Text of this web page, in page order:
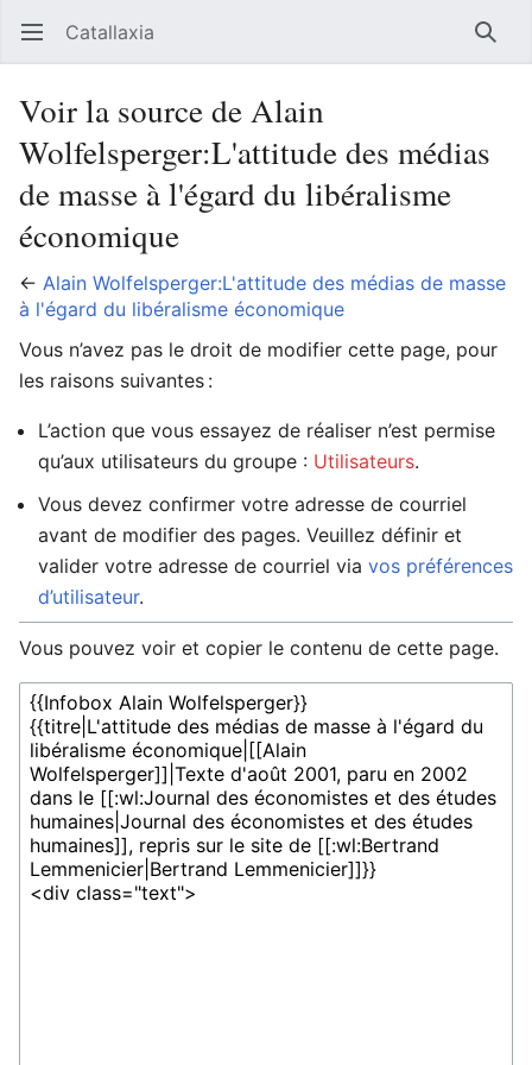
Ouvrir le menu principal Catallaxia
Voir la source de Alain
Wolfelsperger:L'attitude des médias
de masse à l'égard du libéralisme
économique
← Alain Wolfelsperger:L'attitude des médias de masse
à l'égard du libéralisme économique
Vous n’avez pas le droit de modifier cette page, pour
les raisons suivantes :
L’action que vous essayez de réaliser n’est permise
qu’aux utilisateurs du groupe : Utilisateurs.
Vous devez confirmer votre adresse de courriel
avant de modifier des pages. Veuillez définir et
valider votre adresse de courriel via vos préférences
d’utilisateur.
Vous pouvez voir et copier le contenu de cette page.